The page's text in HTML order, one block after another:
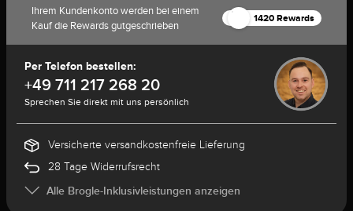
Ihrem Kundenkonto werden bei einem
Kauf die Rewards gutgeschrieben
1420 Rewards
Per Telefon bestellen:
+49 711 217 268 20
Sprechen Sie direkt mit uns persönlich
Versicherte versandkostenfreie Lieferung
28 Tage Widerrufsrecht
Alle Brogle-Inklusivleistungen anzeigen